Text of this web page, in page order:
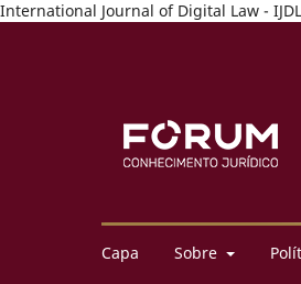
International Journal of Digital Law -
Capa Sobre